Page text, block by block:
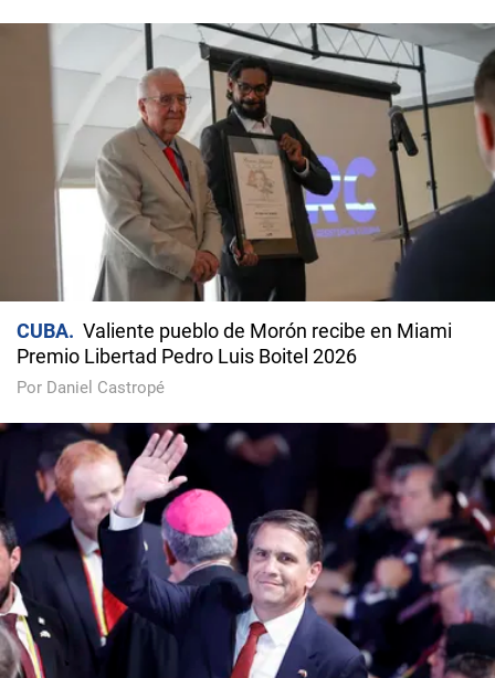
CUBA
Valiente pueblo de Morón recibe en Miami
Premio Libertad Pedro Luis Boitel 2026
Por Daniel Castropé